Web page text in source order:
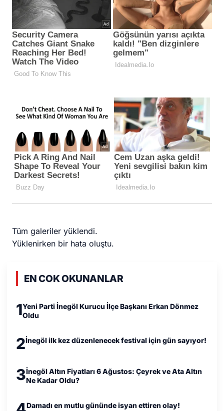
Tüm galeriler yüklendi.
Yüklenirken bir hata oluştu.
EN COK OKUNANLAR
1Yeni Parti İnegöl Kurucu İlçe Başkanı Erkan Dönmez
Oldu
2İnegöl ilk kez düzenlenecek festival için gün sayıyor!
3İnegöl Altın Fiyatları 6 Ağustos: Çeyrek ve Ata Altın
Ne Kadar Oldu?
Damadı en mutlu gününde isyan ettiren olay!